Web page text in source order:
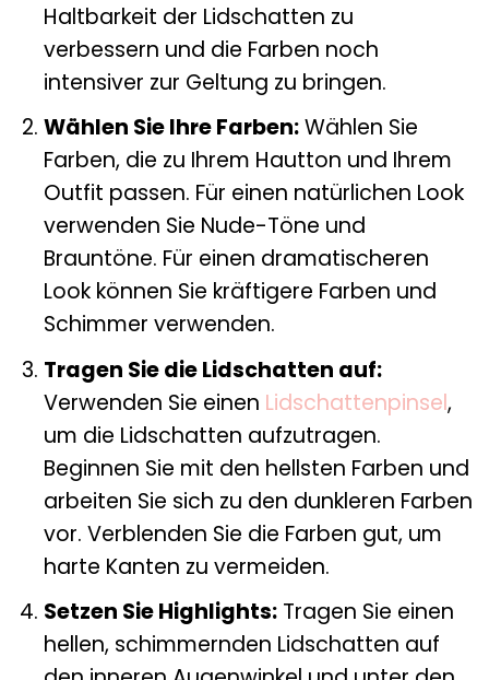
Haltbarkeit der Lidschatten zu
verbessern und die Farben noch
intensiver zur Geltung zu bringen.
Wählen Sie Ihre Farben:Wählen Sie
Farben, die zu Ihrem Hautton und Ihrem
Outfit passen. Für einen natürlichen Look
verwenden Sie Nude-Töne und
Brauntöne. Für einen dramatischeren
Look können Sie kräftigere Farben und
Schimmer verwenden.
Tragen Sie die Lidschatten auf:
Verwenden Sie einen Lidschattenpinsel,
um die Lidschatten aufzutragen.
Beginnen Sie mit den hellsten Farben und
arbeiten Sie sich zu den dunkleren Farben
vor. Verblenden Sie die Farben gut, um
harte Kanten zu vermeiden.
Setzen Sie Highlights:Tragen Sie einen
hellen, schimmernden Lidschatten auf